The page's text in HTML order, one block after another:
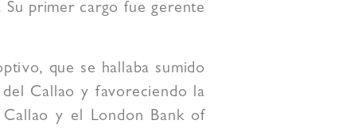
primer cargo fue gerente
que se hallaba sumido
Callao y favoreciendo la
y el London Bank of